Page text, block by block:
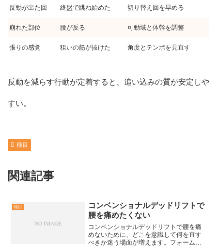
反動が出た回 終盤で跳ね始めた 切り替え回を早める
崩れた部位 腰が反る 可動域と体幹を調整
張りの感覚 狙いの筋が抜けた 角度とテンポを見直す
反動を減らす行動が定着すると、追い込みの質が安定しや
すい。
種目
関連記事
種目
コンベンショナルデッドリフトで
腰を痛めたくない
コンベンショナルデッドリフトで腰を痛
めないために、どこを意識して何を直す
べきか迷う場面が増えます。フォームの